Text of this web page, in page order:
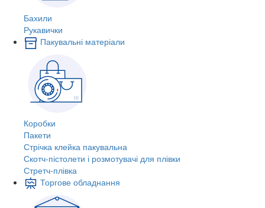
Бахили
Рукавички
Пакувальні матеріали
Коробки
Пакети
Стрічка клейка пакувальна
Скотч-пістолети і розмотувачі для плівки
Стретч-плівка
Торгове обладнання